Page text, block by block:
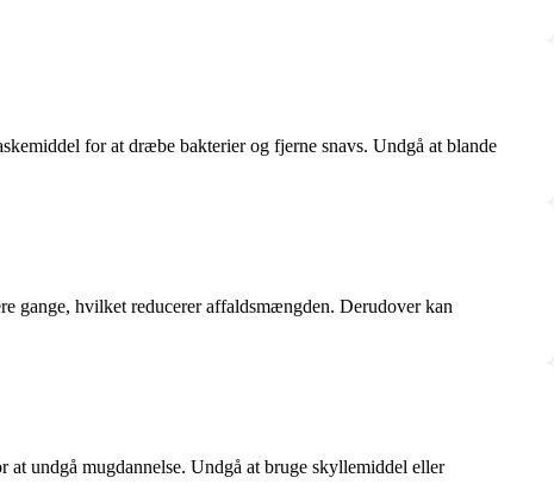
for at dræbe bakterier og fjerne snavs. Undgå at blande
gange, hvilket reducerer affaldsmængden. Derudover kan
undgå mugdannelse. Undgå at bruge skyllemiddel eller